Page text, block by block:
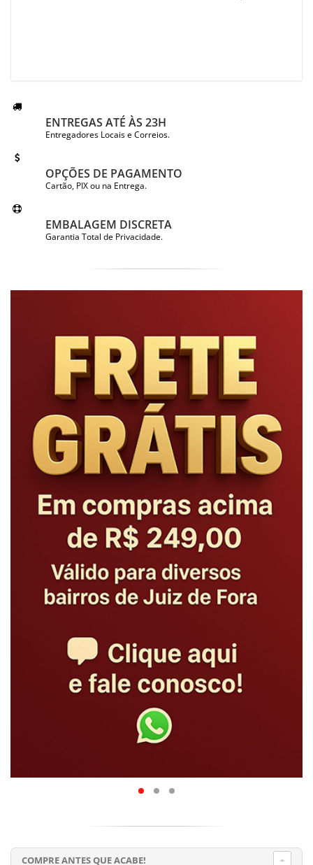
ENTREGAS ATÉ ÀS 23H
Entregadores Locais e Correios.
OPÇÕES DE PAGAMENTO
Cartão, PIX ou na Entrega.
EMBALAGEM DISCRETA
Garantia Total de Privacidade.
COMPRE ANTES QUE ACABE!